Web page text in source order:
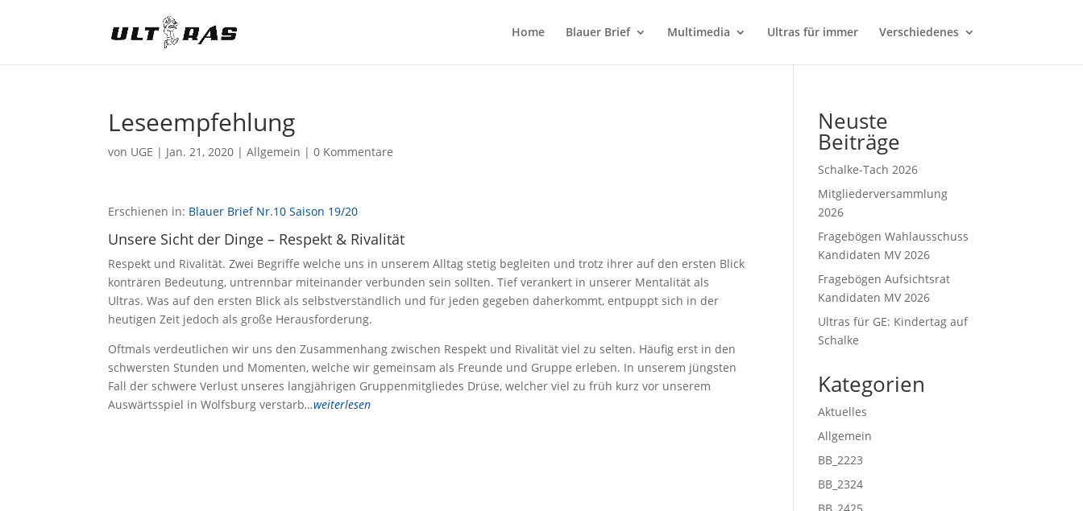
Home Blauer Brief Multimedia Ultras für immer Verschiedenes
Leseempfehlung
von UGE | Jan. 21, 2020 |Allgemein |0 Kommentare
Erschienen in: Blauer Brief Nr.10 Saison 19/20
Unsere Sicht der Dinge – Respekt & Rivalität
Respekt und Rivalität. Zwei Begriffe welche uns in unserem Alltag stetig begleiten und trotz ihrer auf den ersten Blick
konträren Bedeutung, untrennbar miteinander verbunden sein sollten. Tief verankert in unserer Mentalität als
Ultras. Was auf den ersten Blick als selbstverständlich und für jeden gegeben daherkommt, entpuppt sich in der
heutigen Zeit jedoch als große Herausforderung.
Oftmals verdeutlichen wir uns den Zusammenhang zwischen Respekt und Rivalität viel zu selten. Häufig erst in den
schwersten Stunden und Momenten, welche wir gemeinsam als Freunde und Gruppe erleben. In unserem jüngsten
Fall der schwere Verlust unseres langjährigen Gruppenmitgliedes Drüse, welcher viel zu früh kurz vor unserem
Auswärtsspiel in Wolfsburg verstarb…weiterlesen
Neuste
Beiträge
Schalke-Tach 2026
Mitgliederversammlung
2026
Fragebögen Wahlausschuss
Kandidaten MV 2026
Fragebögen Aufsichtsrat
Kandidaten MV 2026
Ultras für GE: Kindertag auf
Schalke
Kategorien
Aktuelles
Allgemein
BB_2223
BB_2324